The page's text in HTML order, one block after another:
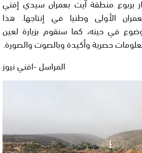
قدرها 80 هكتار بربوع منطقة آيت بعمران سيدي إفني
الأولى وطنيا في إنتاجها. هذا
في حينه، كما سنقوم بزيارة لعين
حصرية وأكيدة وبالصوت والصورة.
المراسل -افني نيوز